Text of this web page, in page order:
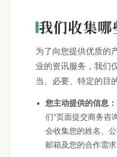
我们收集哪
为了向您提供优质的
业的资讯服务，我们
当、必要、特定的目
您主动提供的信息：
们”页面提交商务咨
会收集您的姓名、
邮箱及您的合作需求